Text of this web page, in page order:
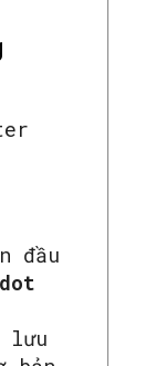
đầu
lưu